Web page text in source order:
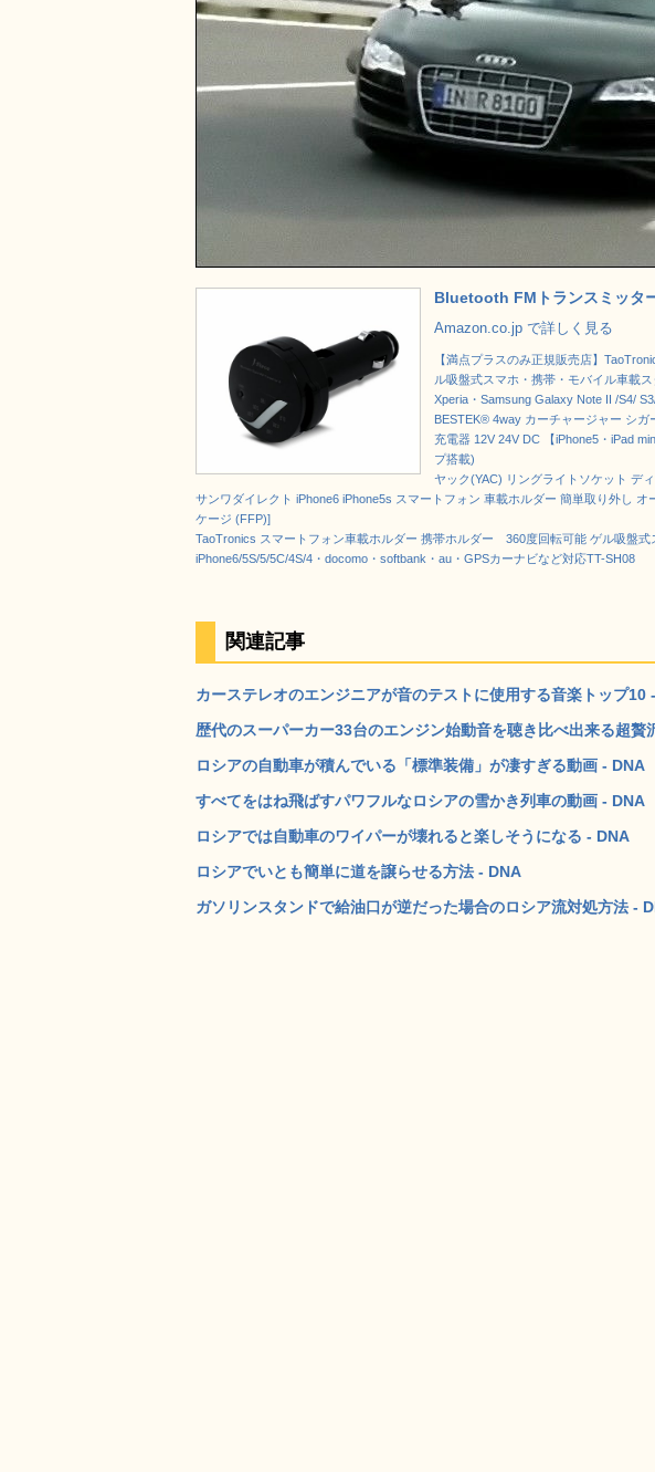
Bluetooth FMトランスミッタ
Amazon.co.jp で詳しく見る
【満点プラスのみ正規販売店】
ル吸盤式スマホ・携帯・モバイル車載
Xperia・Samsung Galaxy Note II /S4/
BESTEK® 4way カーチャージャー シ
充電器 12V 24V DC 【iPhone5・iPad
プ搭載)
ヤック(YAC) リングライトソケット デ
サンワダイレクト iPhone6 iPhone5s スマートフォン 車載ホルダー 簡単取り外し
ケージ (FFP)]
TaoTronics スマートフォン車載ホルダー 携帯ホルダー 360度回転可能 ゲル吸盤式
iPhone6/5S/5/5C/4S/4・docomo・softbank・au・GPSカーナビなど対応TT-SH08
関連記事
カーステレオのエンジニアが音のテストに使用する音楽トップ10
歴代のスーパーカー33台のエンジン始動音を聴き比べ出来る超
ロシアの自動車が積んでいる「標準装備」が凄すぎる動画 - DNA
すべてをはね飛ばすパワフルなロシアの雪かき列車の動画 - DNA
ロシアでは自動車のワイパーが壊れると楽しそうになる - DNA
ロシアでいとも簡単に道を譲らせる方法 - DNA
ガソリンスタンドで給油口が逆だった場合のロシア流対処方法 -